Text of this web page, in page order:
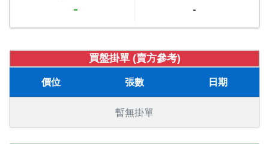
- -
買盤掛單 (賣方參考)
價位 張數 日期
暫無掛單